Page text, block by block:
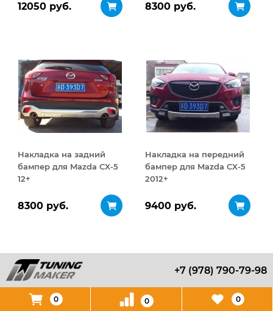
12050 руб. 8300 руб.
Накладка на задний
бампер для Mazda CX-5
12+
8300 руб.
Накладка на передний
бампер для Mazda CX-5
2012+
9400 руб.
+7 (978) 790-79-98
0 0 0